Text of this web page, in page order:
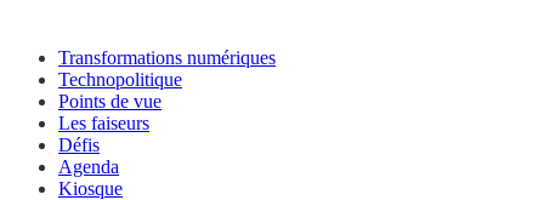
Transformations numériques
Technopolitique
Points de vue
Les faiseurs
Défis
Agenda
Kiosque